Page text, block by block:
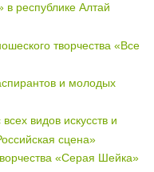
республике Алтай
творчества «Все
и молодых
видов искусств и
сцена»
«Серая Шейка»